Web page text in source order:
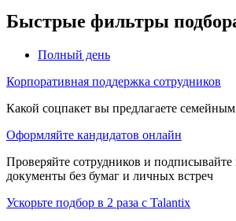
Быстрые фильтры
Полный день
Корпоративная поддержка сотрудников
Какой соцпакет вы предлагаете
Оформляйте кандидатов онлайн
Проверяйте сотрудников и подписывайте
документы без бумаг и личных встреч
Ускорьте подбор в 2 раза с Talantix